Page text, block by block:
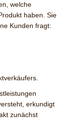
welche
haben. Sie
Kunden fragt:
erkundigt
zunächst